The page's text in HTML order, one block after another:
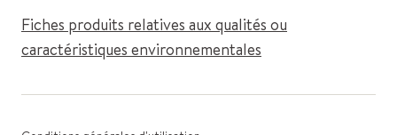
Fiches produits relatives aux qualités ou
caractéristiques environnementales